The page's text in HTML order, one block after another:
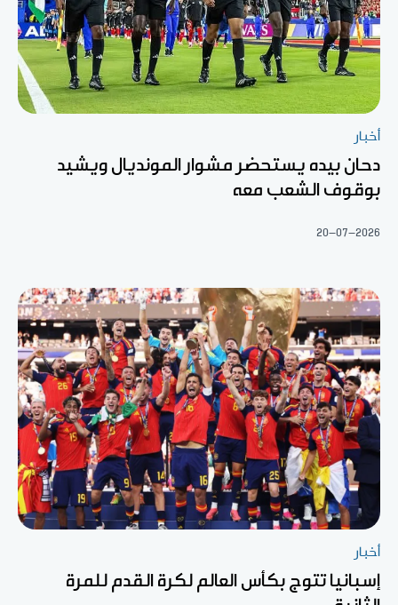
أخبار
دحان بيده يستحضر مشوار المونديال ويشيد
بوقوف الشعب معه
20-07-2026
أخبار
إسبانيا تتوج بكأس العالم لكرة القدم للمرة